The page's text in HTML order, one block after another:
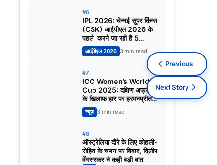
#6
IPL 2026: चेन्नई सुपर किंग्स
(CSK) आईपीएल 2026 के
पहले करने जा रही है 5
खिलाड़ियों को रिलीज़ | जानिये
किन खिलाड़ियों का नाम शामिल है
आईपीएल 2026 3 min read
#7
ICC Women’s World
Cup 2025: दक्षिण अफ्रीका
के खिलाफ हार पर हरमनप्रीत
कौर का बयान, बोलीं – टॉप ऑर्डर
ने जिम्मेदारी नहीं निभाई
न्यूज़ 3 min read
#8
ऑस्ट्रेलिया दौरे के लिए कोहली-
रोहित के चयन पर विवाद, दिलीप
वेंगसरकर ने कही बड़ी बात
Previous
Next Story